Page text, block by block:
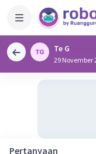
Te G
29 November
Pertanyaan